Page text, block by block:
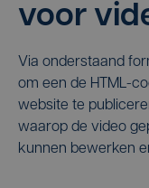
voor
Via onderstaand
om een de HTML-
website te
waarop de video
kunnen bewerken